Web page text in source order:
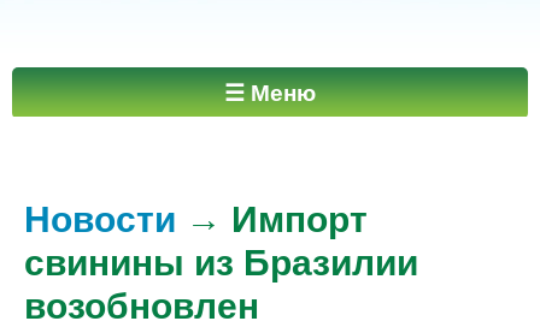
Главное меню ☰ Меню
Новости → Импорт
свинины из Бразилии
возобновлен